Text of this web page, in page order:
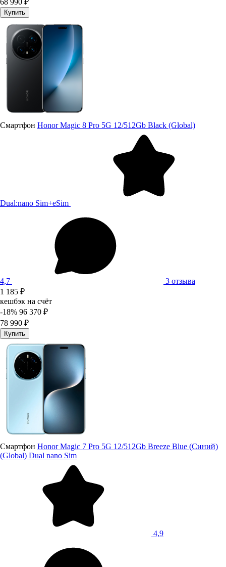
68 990 ₽
Купить
Смартфон Honor Magic 8 Pro 5G 12/512Gb Black (Global)
Dual:nano Sim+eSim
4,7
3 отзыва
1 185 ₽
кешбэк на счёт
-18% 96 370 ₽
78 990 ₽
Купить
Смартфон Honor Magic 7 Pro 5G 12/512Gb Breeze Blue (Синий)
(Global) Dual nano Sim
4,9